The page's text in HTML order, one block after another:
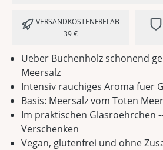
Ueber Buchenholz schonend
Meersalz
Intensiv rauchiges Aroma fuer
Basis: Meersalz vom Toten
Im praktischen Glasroehrchen
Verschenken
Vegan, glutenfrei und ohne
VERSANDKOSTENFREI AB
39 €